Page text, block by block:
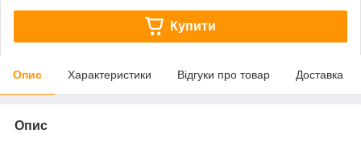
Купити
Опис Характеристики Відгуки про товар Доставка
Опис